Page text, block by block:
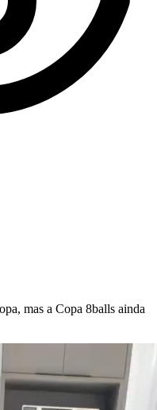
mas a Copa 8balls ainda